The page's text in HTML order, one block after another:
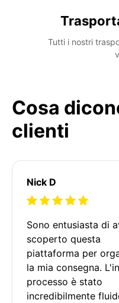
Tutti i nostri
Cosa
clienti
Nick D
Sono entusiasta di
scoperto questa
piattaforma per
la mia consegna.
processo è stato
incredibilmente